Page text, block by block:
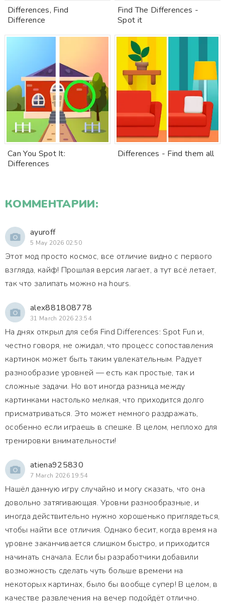
Differences, Find
Difference
Find The Differences -
Spot it
Can You Spot It:
Differences
Differences - Find them all
КОММЕНТАРИИ:
ayuroff
5 May 2026 02:50
Этот мод просто космос, все отличие видно с первого
взгляда, кайф! Прошлая версия лагает, а тут всё летает,
так что залипать можно на hours.
alex881808778
31 March 2026 23:54
На днях открыл для себя Find Differences: Spot Fun и,
честно говоря, не ожидал, что процесс сопоставления
картинок может быть таким увлекательным. Радует
разнообразие уровней — есть как простые, так и
сложные задачи. Но вот иногда разница между
картинками настолько мелкая, что приходится долго
присматриваться. Это может немного раздражать,
особенно если играешь в спешке. В целом, неплохо для
тренировки внимательности!
atiena925830
7 March 2026 19:54
Нашёл данную игру случайно и могу сказать, что она
довольно затягивающая. Уровни разнообразные, и
иногда действительно нужно хорошенько приглядеться,
чтобы найти все отличия. Однако бесит, когда время на
уровне заканчивается слишком быстро, и приходится
начинать сначала. Если бы разработчики добавили
возможность сделать чуть больше времени на
некоторых картинах, было бы вообще супер! В целом, в
качестве развлечения на вечер подойдёт отлично.